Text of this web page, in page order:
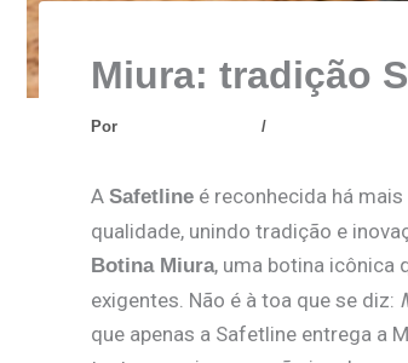
Miura: tradição
Por /
A Safetlineé reconhecida há
qualidade, unindo tradição e
Botina Miura, uma botina icônica
exigentes. Não é à toa que se diz:
que apenas a Safetline entrega a